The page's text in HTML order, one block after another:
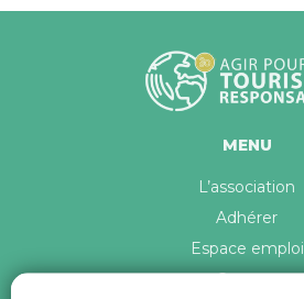
MENU
L’association
Adhérer
Espace emploi
Contact